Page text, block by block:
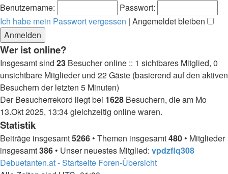
Benutzername:
Passwort:
Ich habe mein Passwort vergessen | Angemeldet bleiben
Wer ist online?
Insgesamt sind 23 Besucher online :: 1 sichtbares Mitglied, 0
unsichtbare Mitglieder und 22 Gäste (basierend auf den aktiven
Besuchern der letzten 5 Minuten)
Der Besucherrekord liegt bei 1628 Besuchern, die am Mo
13.Okt 2025, 13:34 gleichzeitig online waren.
Statistik
Beiträge insgesamt5266 • Themen insgesamt480 • Mitglieder
insgesamt386 • Unser neuestes Mitglied: vpdzflq308
Debuetanten.at - Startseite Foren-Übersicht